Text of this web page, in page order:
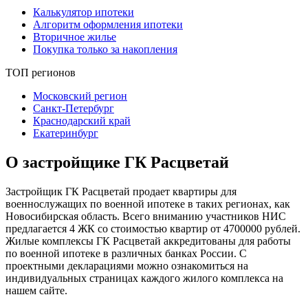
Калькулятор ипотеки
Алгоритм оформления ипотеки
Вторичное жилье
Покупка только за накопления
ТОП регионов
Московский регион
Санкт-Петербург
Краснодарский край
Екатеринбург
О застройщике ГК Расцветай
Застройщик ГК Расцветай продает квартиры для
военнослужащих по военной ипотеке в таких регионах, как
Новосибирская область. Всего вниманию участников НИС
предлагается 4 ЖК со стоимостью квартир от 4700000 рублей.
Жилые комплексы ГК Расцветай аккредитованы для работы
по военной ипотеке в различных банках России. С
проектными декларациями можно ознакомиться на
индивидуальных страницах каждого жилого комплекса на
нашем сайте.